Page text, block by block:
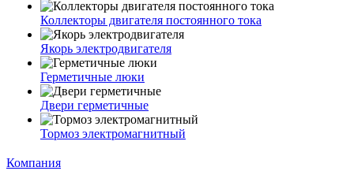
Коллекторы двигателя постоянного тока
Якорь электродвигателя
Герметичные люки
Двери герметичные
Тормоз электромагнитный
Компания